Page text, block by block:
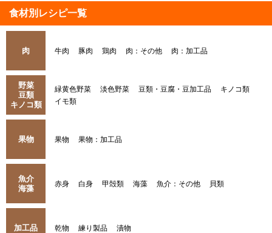
食材別レシピ一覧
肉 牛肉 豚肉 鶏肉 肉：その他 肉：加工品
野菜
豆類
キノコ類
緑黄色野菜 淡色野菜 豆類・豆腐・豆加工品
キノコ類
イモ類
果物 果物 果物：加工品
魚介
海藻
赤身 白身 甲殻類 海藻 魚介：その他 貝類
加工品 乾物 練り製品 漬物